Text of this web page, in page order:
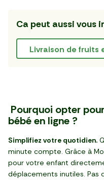
Ca peut aussi vous
Livraison de
Pourquoi opter
bébé en ligne ?
Simplifiez votre quotidien.
minute compte. Grâce à
pour votre enfant
déplacements inutiles. Pas